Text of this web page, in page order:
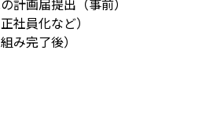
社員化など）
み完了後）